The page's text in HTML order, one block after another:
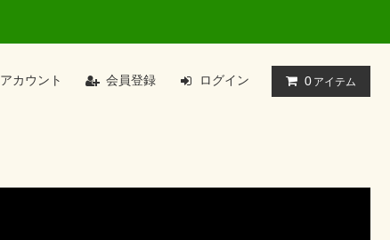
アカウント 会員登録 ログイン 0 アイテム